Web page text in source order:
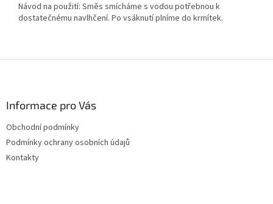
Návod na použití: Směs smícháme s vodou potřebnou k
dostatečnému navlhčení. Po vsáknutí plníme do krmítek.
Informace pro Vás
Obchodní podmínky
Podmínky ochrany osobních údajů
Kontakty